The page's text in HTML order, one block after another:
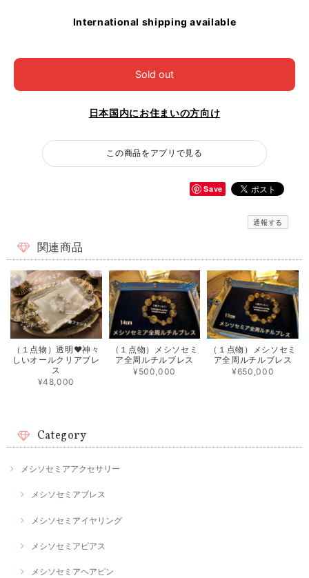
International shipping available
Sold out
日本国内にお住まいの方向け
この商品をアプリで見る
Save
通報する
関連商品
（１点物）透明❤︎神々
しいオールクリアブレ
ス
¥48,000
（１点物）メシソセミ
ア全周ルチルブレス
¥500,000
（１点物）メシソセミ
ア全周ルチルブレス
¥650,000
Category
メシソセミアアクセサリー
メシソセミアブレス
メシソセミアイヤリング
メシソセミアピアス
メシソセミアヘアピン